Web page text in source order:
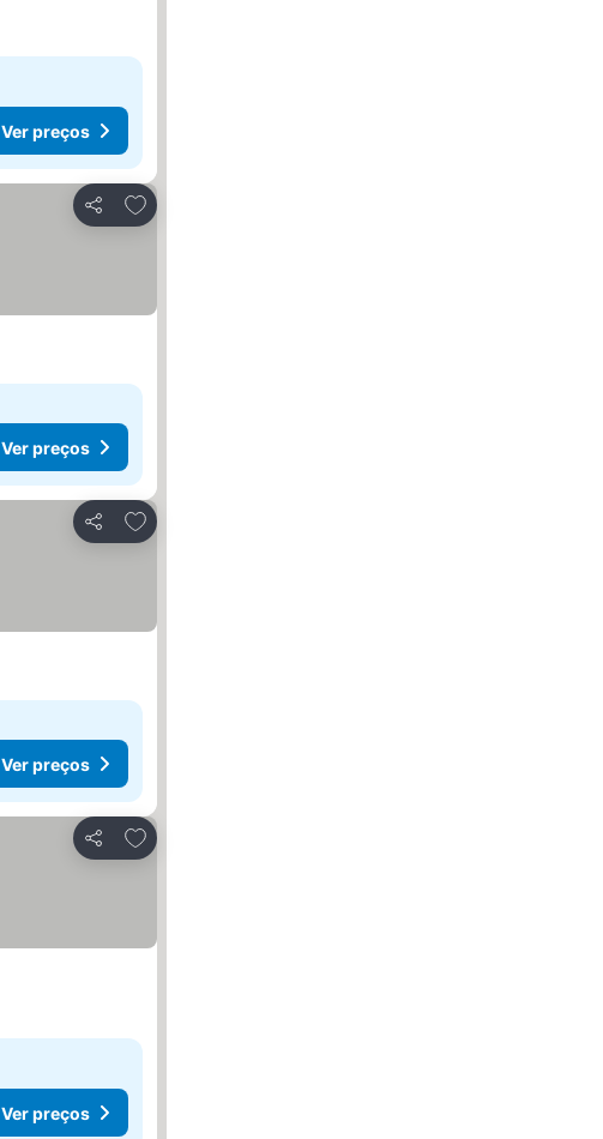
Ver preços
Partilhar
Adicionar aos favoritos
Ver preços
Partilhar
Adicionar aos favoritos
Ver preços
Partilhar
Adicionar aos favoritos
Ver preços